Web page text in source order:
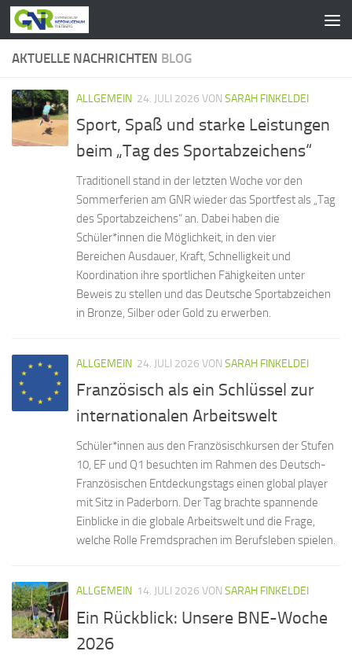
Zum Inhalt springen
AKTUELLE NACHRICHTEN BLOG
ALLGEMEIN 24. JULI 2026 VON SARAH FINKELDEI
Sport, Spaß und starke Leistungen
beim „Tag des Sportabzeichens“
Traditionell stand in der letzten Woche vor den
Sommerferien am GNR wieder das Sportfest als „Tag
des Sportabzeichens“ an. Dabei haben die
Schüler*innen die Möglichkeit, in den vier
Bereichen Ausdauer, Kraft, Schnelligkeit und
Koordination ihre sportlichen Fähigkeiten unter
Beweis zu stellen und das Deutsche Sportabzeichen
in Bronze, Silber oder Gold zu erwerben.
ALLGEMEIN 24. JULI 2026 VON SARAH FINKELDEI
Französisch als ein Schlüssel zur
internationalen Arbeitswelt
Schüler*innen aus den Französischkursen der Stufen
10, EF und Q1 besuchten im Rahmen des Deutsch-
Französischen Entdeckungstags einen global player
mit Sitz in Paderborn. Der Tag brachte spannende
Einblicke in die globale Arbeitswelt und die Frage,
welche Rolle Fremdsprachen im Berufsleben spielen.
ALLGEMEIN 14. JULI 2026 VON SARAH FINKELDEI
Ein Rückblick: Unsere BNE-Woche
2026